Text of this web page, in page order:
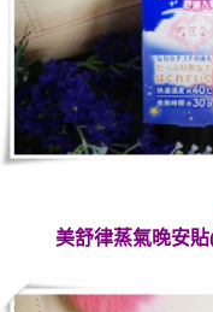
美舒律蒸氣晚安貼